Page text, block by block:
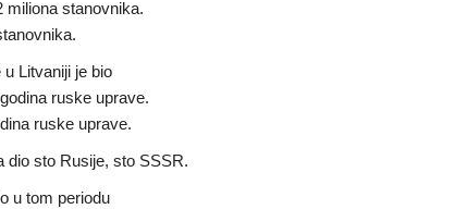
miliona stanovnika.
Litvaniji je bio
ruske uprave.
ruske uprave.
dio sto Rusije, sto SSSR.
u tom periodu